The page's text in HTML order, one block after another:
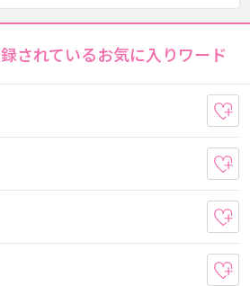
されているお気に入りワード